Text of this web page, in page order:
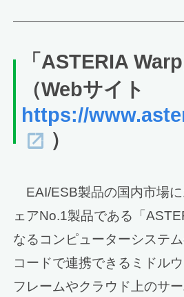
「ASTERIA
（Webサイト
https://
）
EAI/ESB製品の国内市場
ェアNo.1製品である「
なるコンピューターシステ
コードで連携できるミドル
フレームやクラウド上のサ